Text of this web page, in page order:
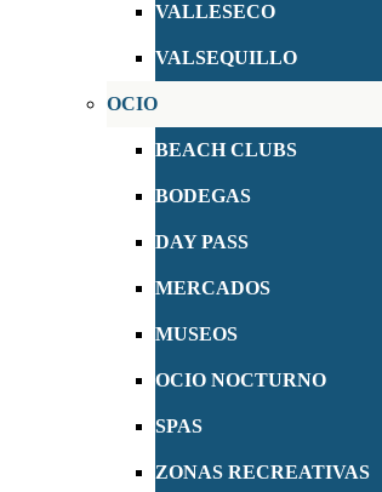
VALLESECO
VALSEQUILLO
OCIO
BEACH CLUBS
BODEGAS
DAY PASS
MERCADOS
MUSEOS
OCIO NOCTURNO
SPAS
ZONAS RECREATIVAS